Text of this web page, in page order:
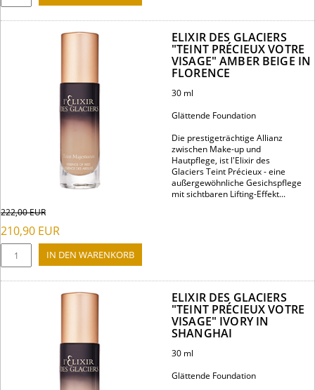
ELIXIR DES GLACIERS
"TEINT PRÉCIEUX VOTRE
VISAGE" AMBER BEIGE IN
FLORENCE
30 ml
Glättende Foundation
Die prestigeträchtige Allianz
zwischen Make-up und
Hautpflege, ist l'Elixir des
Glaciers Teint Précieux - eine
außergewöhnliche Gesichspflege
mit sichtbaren Lifting-Effekt...
222,00EUR
210,90 EUR
ELIXIR DES GLACIERS
"TEINT PRÉCIEUX VOTRE
VISAGE" IVORY IN
SHANGHAI
30 ml
Glättende Foundation